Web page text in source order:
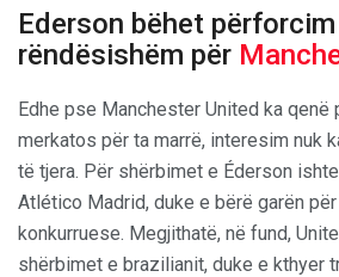
Ederson bëhet
rëndësishëm për
Edhe pse Manchester United ka qenë
merkatos për ta marrë, interesim nuk
të tjera. Për shërbimet e Éderson
Atlético Madrid, duke e bërë garën
konkurruese. Megjithatë, në fund,
shërbimet e brazilianit, duke e kthyer